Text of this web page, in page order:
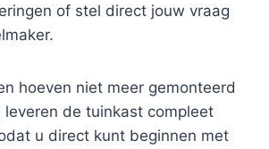
of stel direct jouw vraag
hoeven niet meer gemonteerd
leveren de tuinkast compleet
u direct kunt beginnen met